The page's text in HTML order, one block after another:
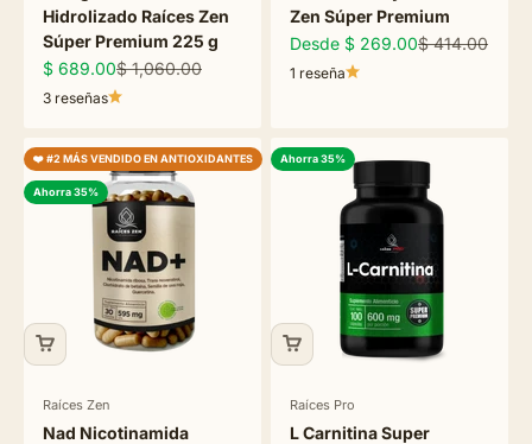
Hidrolizado Raíces Zen
Súper Premium 225 g
Precio de oferta
$ 689.00Precio normal
$ 1,060.00
3 reseñas
Zen Súper Premium
Precio de oferta
Desde $ 269.00Precio normal
$ 414.00
1 reseña
❤️ #2 MÁS VENDIDO EN ANTIOXIDANTES
Ahorra 35%
Raíces Zen
Nad Nicotinamida
Ahorra 35%
Raíces Pro
L Carnitina Super